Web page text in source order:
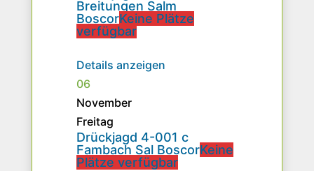
Breitungen Salm
BoscorKeine Plätze
verfügbar
Details anzeigen
06
November
Freitag
Drückjagd 4-001 c
Fambach Sal BoscorKeine
Plätze verfügbar